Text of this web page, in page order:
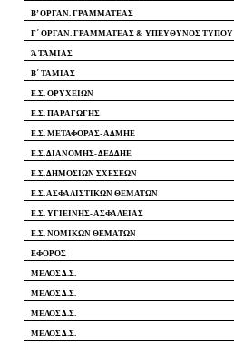
Β’ ΟΡΓΑΝ. ΓΡΑΜΜΑΤΕΑΣ
Γ΄ ΟΡΓΑΝ. ΓΡΑΜΜΑΤΕΑΣ & ΥΠΕΥΘΥΝΟΣ ΤΥΠΟΥ
Ά ΤΑΜΙΑΣ
Β΄ ΤΑΜΙΑΣ
Ε.Σ. ΟΡΥΧΕΙΩΝ
Ε.Σ. ΠΑΡΑΓΩΓΗΣ
Ε.Σ. ΜΕΤΑΦΟΡΑΣ- ΑΔΜΗΕ
Ε.Σ. ΔΙΑΝΟΜΗΣ- ΔΕΔΔΗΕ
Ε.Σ. ΔΗΜΟΣΙΩΝ ΣΧΕΣΕΩΝ
Ε.Σ. ΑΣΦΑΛΙΣΤΙΚΩΝ ΘΕΜΑΤΩΝ
Ε.Σ. ΥΓΙΕΙΝΗΣ- ΑΣΦΑΛΕΙΑΣ
Ε.Σ. ΝΟΜΙΚΩΝ ΘΕΜΑΤΩΝ
ΕΦΟΡΟΣ
ΜΕΛΟΣ Δ.Σ.
ΜΕΛΟΣ Δ.Σ.
ΜΕΛΟΣ Δ.Σ.
ΜΕΛΟΣ Δ.Σ.